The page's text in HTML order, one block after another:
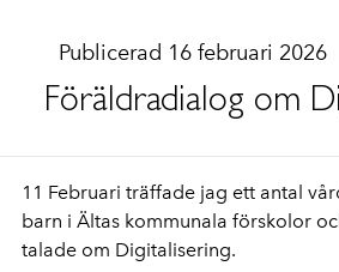
Publicerad 16 februari 2026
Föräldradialog om
11 Februari träffade jag ett antal
barn i Ältas kommunala förskolor
talade om Digitalisering.